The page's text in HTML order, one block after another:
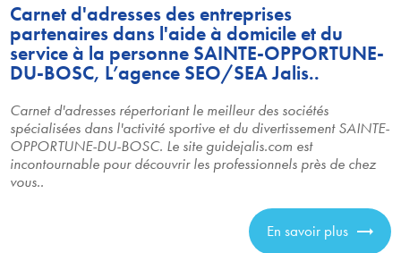
Carnet d'adresses des entreprises
partenaires dans l'aide à domicile et du
service à la personne SAINTE-OPPORTUNE-
DU-BOSC, L’agence SEO/SEA Jalis..
Carnet d'adresses répertoriant le meilleur des sociétés
spécialisées dans l'activité sportive et du divertissement SAINTE-
OPPORTUNE-DU-BOSC. Le site guidejalis.com est
incontournable pour découvrir les professionnels près de chez
vous..
En savoir plus